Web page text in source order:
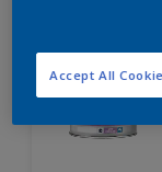
Rubbol BL
Accept All